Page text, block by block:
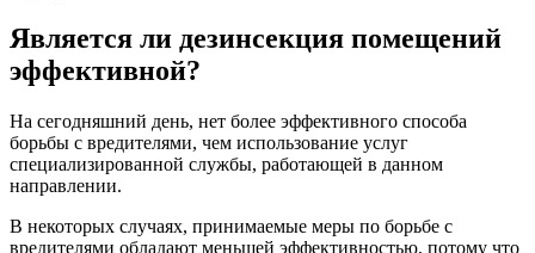
Является ли дезинсекция помещений
эффективной?
На сегодняшний день, нет более эффективного способа
борьбы с вредителями, чем использование услуг
специализированной службы, работающей в данном
направлении.
В некоторых случаях, принимаемые меры по борьбе с
вредителями обладают меньшей эффективностью, потому что